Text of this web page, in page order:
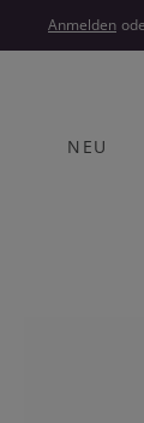
ZurAnmelden
NEU